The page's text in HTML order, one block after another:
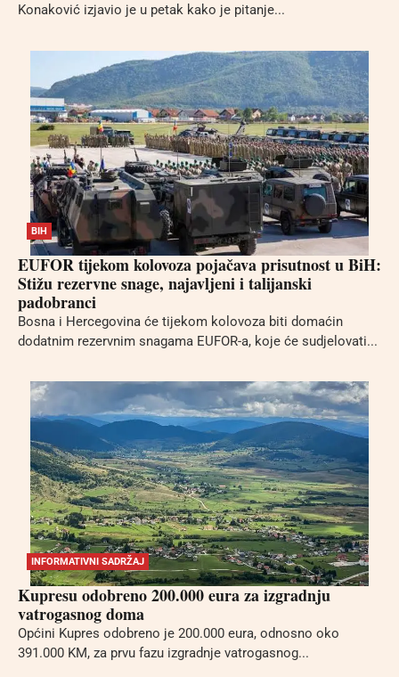
Konaković izjavio je u petak kako je pitanje...
BIH
EUFOR tijekom kolovoza pojačava prisutnost u BiH:
Stižu rezervne snage, najavljeni i talijanski
padobranci
Bosna i Hercegovina će tijekom kolovoza biti domaćin
dodatnim rezervnim snagama EUFOR-a, koje će sudjelovati...
INFORMATIVNI SADRŽAJ
Kupresu odobreno 200.000 eura za izgradnju
vatrogasnog doma
Općini Kupres odobreno je 200.000 eura, odnosno oko
391.000 KM, za prvu fazu izgradnje vatrogasnog...